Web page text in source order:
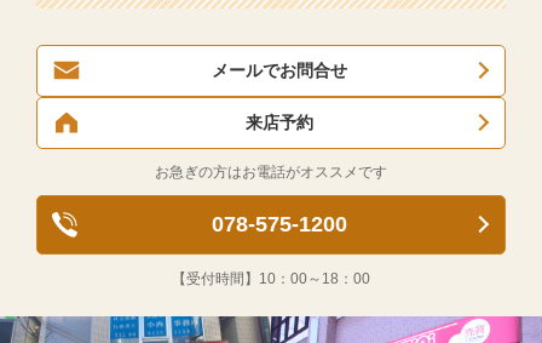
メールでお問合せ
来店予約
お急ぎの方はお電話がオススメです
078-575-1200
【受付時間】 10：00～18：00